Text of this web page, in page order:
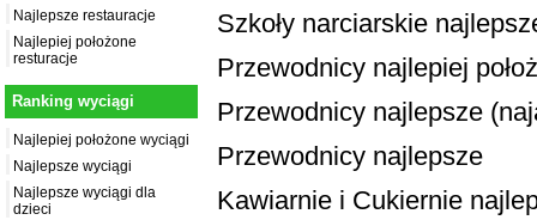
Najlepsze restauracje
Najlepiej położone
resturacje
Ranking wyciągi
Najlepiej położone wyciągi
Najlepsze wyciągi
Najlepsze wyciągi dla
dzieci
Szkoły narciarskie
Przewodnicy najlepiej
Przewodnicy najlepsze
Przewodnicy najlepsze
Kawiarnie i Cukiernie